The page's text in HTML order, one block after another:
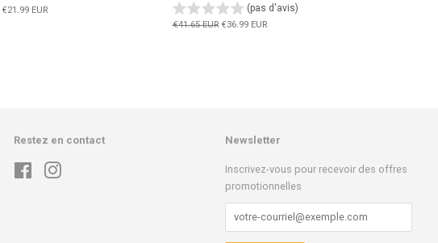
€21.99 EUR (pas d'avis)
Prix
€41.65 EUR Prix
€36.99 EUR
Restez en contact
Facebook
Newsletter
Inscrivez-vous pour recevoir des offres
promotionnelles